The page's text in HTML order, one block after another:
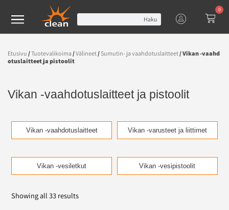
Haku
0
Etusivu /Tuotevalikoima/Välineet/ Sumutin- ja vaahdotuslaitteet/ Vikan -vaahd
otuslaitteet ja pistoolit
Vikan -vaahdotuslaitteet ja pistoolit
Vikan -vaahdotuslaitteet Vikan -varusteet ja liittimet
Vikan -vesiletkut Vikan -vesipistoolit
Showing all 33 results